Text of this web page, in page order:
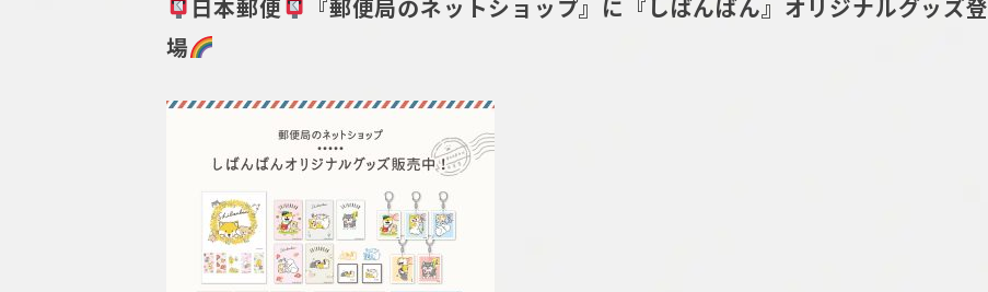
日本郵便
『郵便局のネットショップ』に『しばんばん』オリジナルグッズ登
場